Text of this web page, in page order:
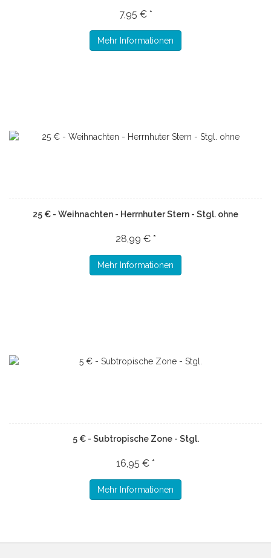
7,95 € *
Mehr Informationen
25 € - Weihnachten - Herrnhuter Stern - Stgl. ohne
28,99 € *
Mehr Informationen
5 € - Subtropische Zone - Stgl.
16,95 € *
Mehr Informationen